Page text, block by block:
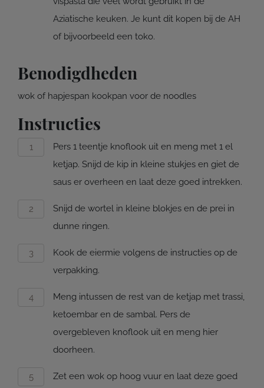
Aziatische keuken. Je kunt dit kopen bij de AH
of bijvoorbeeld een toko.
Benodigdheden
wok of hapjespan kookpan voor de noodles
Instructies
Pers 1 teentje knoflook uit en meng met 1 el
ketjap. Snijd de kip in kleine stukjes en giet de
saus er overheen en laat deze goed intrekken.
Snijd de wortel in kleine blokjes en de prei in
dunne ringen.
Kook de eiermie volgens de instructies op de
verpakking.
Meng intussen de rest van de ketjap met trassi,
ketoembar en de sambal. Pers de
overgebleven knoflook uit en meng hier
doorheen.
Zet een wok op hoog vuur en laat deze goed